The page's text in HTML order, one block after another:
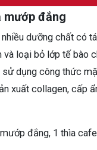
mướp đắng
dưỡng chất có
loại bỏ lớp tế bào
dụng công thức
xuất collagen, cấp
đắng, 1 thìa